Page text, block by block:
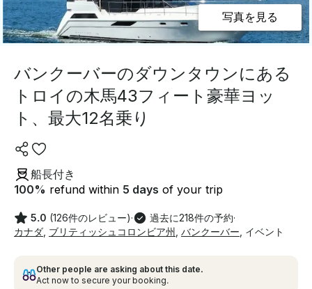
写真を見る
バンクーバーのダウンタウンにある
トロイの木馬43フィート豪華ヨッ
ト、最大12名乗り
船長付き
100% refund within 5 days of your trip
5.0 (126件のレビュー)· 過去に218件の予約·
カナダ ブリティッシュコロンビア州 バンクーバー イベント
Other people are asking about this date.
Act now to secure your booking.